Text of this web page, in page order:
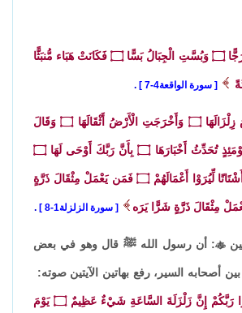
۝ وَبُسَّتِ الْجِبَالُ بَسًّا ۝ فَكَانَتْ هَبَاء مُّنبَثًّا
سورة الواقعة4-7 .
۝ وَأَخْرَجَتِ الْأَرْضُ أَثْقَالَهَا ۝ وَقَالَ
تُحَدِّثُ أَخْبَارَهَا ۝ بِأَنَّ رَبَّكَ أَوْحَى لَهَا ۝
لِّيُرَوْا أَعْمَالَهُمْ ۝ فَمَن يَعْمَلْ مِثْقَالَ ذَرَّةٍ
مِثْقَالَ ذَرَّةٍ شَرًّا يَرَه سورة الزلزلة1-8 .
: أن رسول الله ﷺ قال وهو في بعض
أصحابه السير، رفع بهاتين الآيتين صوته:
رَبَّكُمْ إِنَّ زَلْزَلَةَ السَّاعَةِ شَيْءٌ عَظِيمٌ ۝ يَوْمَ